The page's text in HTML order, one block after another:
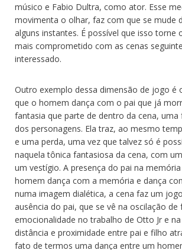
músico e Fabio Dultra, como ator. Esse
movimenta o olhar, faz com que se mude
alguns instantes. É possível que isso torne
mais comprometido com as cenas
interessado.
Outro exemplo dessa dimensão de jogo é
que o homem dança com o pai que já
fantasia que parte de dentro da cena, uma
dos personagens. Ela traz, ao mesmo
e uma perda, uma vez que talvez só é
naquela tônica fantasiosa da cena, com
um vestígio. A presença do pai na
homem dança com a memória e dança
numa imagem dialética, a cena faz um
ausência do pai, que se vê na oscilação de
emocionalidade no trabalho de Otto Jr e
distância e proximidade entre pai e filho
fato de termos uma dança entre um